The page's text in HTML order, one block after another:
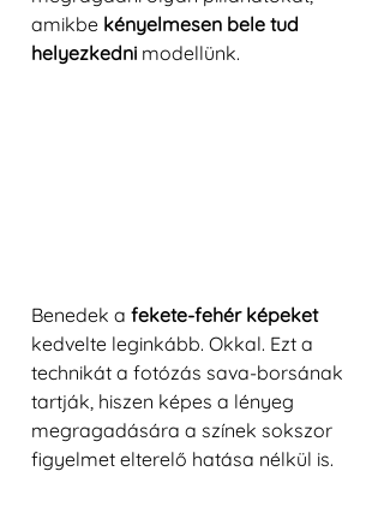
amikbe kényelmesen bele tud
helyezkedni modellünk.
Benedek a fekete-fehér képeket
kedvelte leginkább. Okkal. Ezt a
technikát a fotózás sava-borsának
tartják, hiszen képes a lényeg
megragadására a színek sokszor
figyelmet elterelő hatása nélkül is.